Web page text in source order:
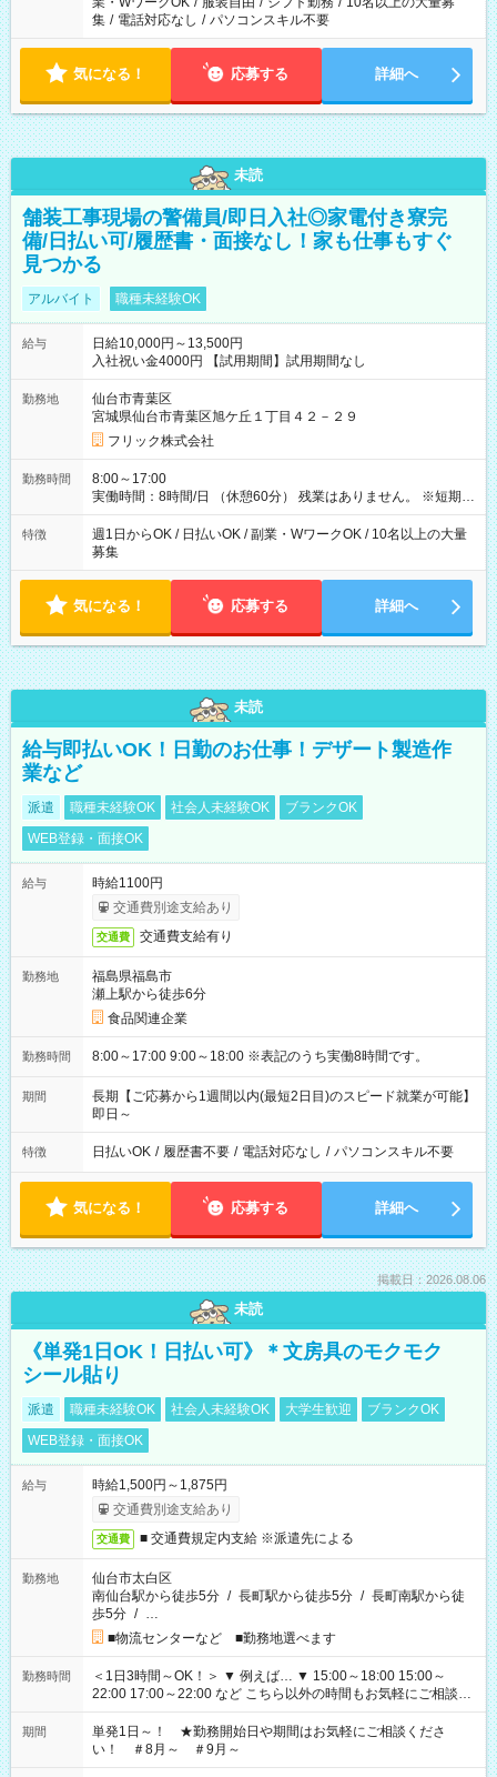
集 / 電話対応なし / パソコンスキル不要
気になる！ 応募する 詳細へ
未読
舗装工事現場の警備員/即日入社◎家電付き寮完
備/日払い可/履歴書・面接なし！家も仕事もすぐ
見つかる
アルバイト 職種未経験OK
給与
日給10,000円～13,500円
入社祝い金4000円 【試用期間】試用期間なし
勤務地
仙台市青葉区
宮城県仙台市青葉区旭ケ丘１丁目４２－２９
フリック株式会社
勤務時間
8:00～17:00
実働時間：8時間/日 （休憩60分） 残業はありません。 ※短期の
募集は行っておりません。予めご了承くださいませ。
特徴
週1日からOK / 日払いOK / 副業・WワークOK / 10名以上の大量
募集
気になる！ 応募する 詳細へ
未読
給与即払いOK！日勤のお仕事！デザート製造作
業など
派遣 職種未経験OK 社会人未経験OK
ブランクOK
WEB登録・面接OK
給与
時給1100円
交通費別途支給あり
交通費 交通費支給有り
勤務地
福島県福島市
瀬上駅から徒歩6分
食品関連企業
勤務時間 8:00～17:00 9:00～18:00 ※表記のうち実働8時間です。
期間
長期【ご応募から1週間以内(最短2日目)のスピード就業が可能】
即日～
特徴 日払いOK / 履歴書不要 / 電話対応なし / パソコンスキル不要
気になる！ 応募する 詳細へ
掲載日：2026.08.06
未読
《単発1日OK！日払い可》＊文房具のモクモク
シール貼り
派遣 職種未経験OK 社会人未経験OK 大学生歓迎
ブランクOK
WEB登録・面接OK
給与
時給1,500円～1,875円
交通費別途支給あり
交通費 ■ 交通費規定内支給 ※派遣先による
勤務地
仙台市太白区
南仙台駅から徒歩5分 / 長町駅から徒歩5分 / 長町南駅から徒
歩5分 / …
■物流センターなど ■勤務地選べます
勤務時間
＜1日3時間～OK！＞ ▼ 例えば… ▼ 15:00～18:00 15:00～
22:00 17:00～22:00 など こちら以外の時間もお気軽にご相談く
ださい！
期間
単発1日～！ ★勤務開始日や期間はお気軽にご相談くださ
い！ ＃8月～ ＃9月～